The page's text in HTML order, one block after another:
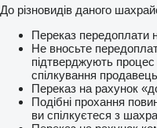
До різновидів даного
Переказ передоплати
Не вносьте
підтверджують
спілкування
Переказ на рахунок
Подібні прохання
ви спілкуєтеся з